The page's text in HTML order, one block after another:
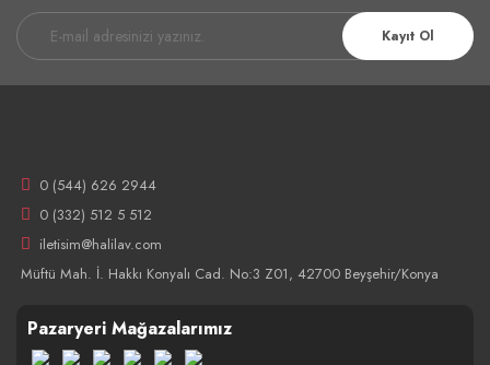
Kayıt Ol
0 (544) 626 2944
0 (332) 512 5 512
iletisim@halilav.com
Müftü Mah. İ. Hakkı Konyalı Cad. No:3 Z01, 42700 Beyşehir/Konya
Pazaryeri Mağazalarımız